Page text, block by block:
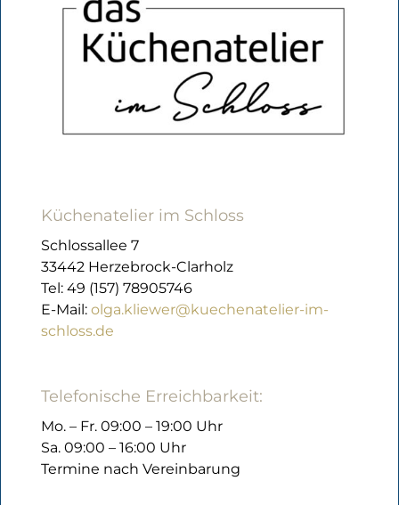
Küchenatelier im Schloss
Schlossallee 7
33442 Herzebrock-Clarholz
Tel: 49 (157) 78905746
E-Mail: olga.kliewer@kuechenatelier-im-
schloss.de
Telefonische Erreichbarkeit:
Mo. – Fr. 09:00 – 19:00 Uhr
Sa. 09:00 – 16:00 Uhr
Termine nach Vereinbarung